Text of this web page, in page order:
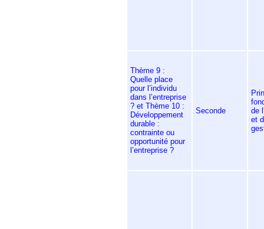
Thème 9 :
Quelle place
pour l’individu
dans l’entreprise
? et Thème 10 :
Développement
durable :
contrainte ou
opportunité pour
l’entreprise ?
Seconde
de
et